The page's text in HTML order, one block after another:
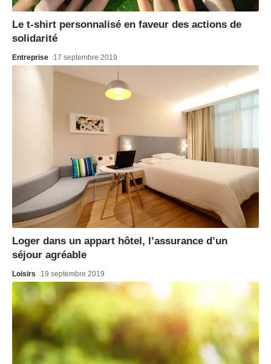
Le t-shirt personnalisé en faveur des actions de
solidarité
Entreprise 17 septembre 2019
Loger dans un appart hôtel, l’assurance d’un
séjour agréable
Loisirs 19 septembre 2019